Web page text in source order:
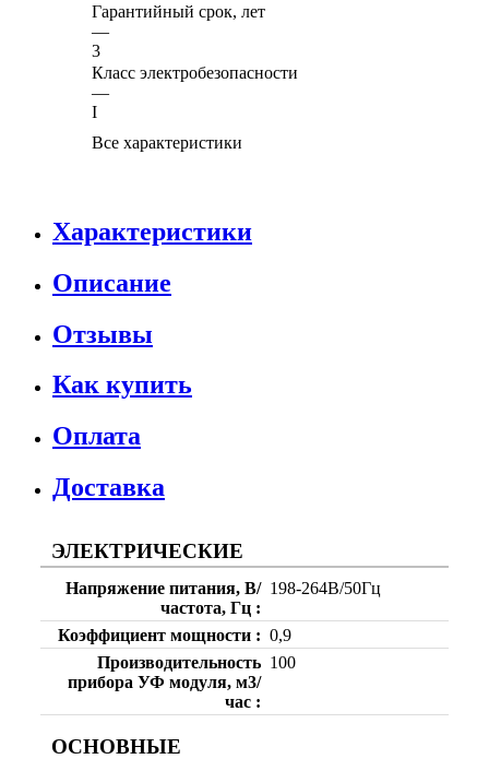
Гарантийный срок, лет
—
3
Класс электробезопасности
—
I
Все характеристики
Характеристики
Описание
Отзывы
Как купить
Оплата
Доставка
ЭЛЕКТРИЧЕСКИЕ
Напряжение питания, В/
частота, Гц
198-264В/50Гц
Коэффициент мощности
0,9
Производительность
прибора УФ модуля, м3/
час
100
ОСНОВНЫЕ